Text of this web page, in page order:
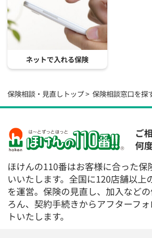
ネットで入れる保険
保険相談・見直しトップ 保険相談窓口を探
ご
何
ほけんの110番はお客様に合った保
いいたします。全国に120店舗以上
を運営。保険の見直し、加入など
ろん、契約手続きからアフターフ
トいたします。